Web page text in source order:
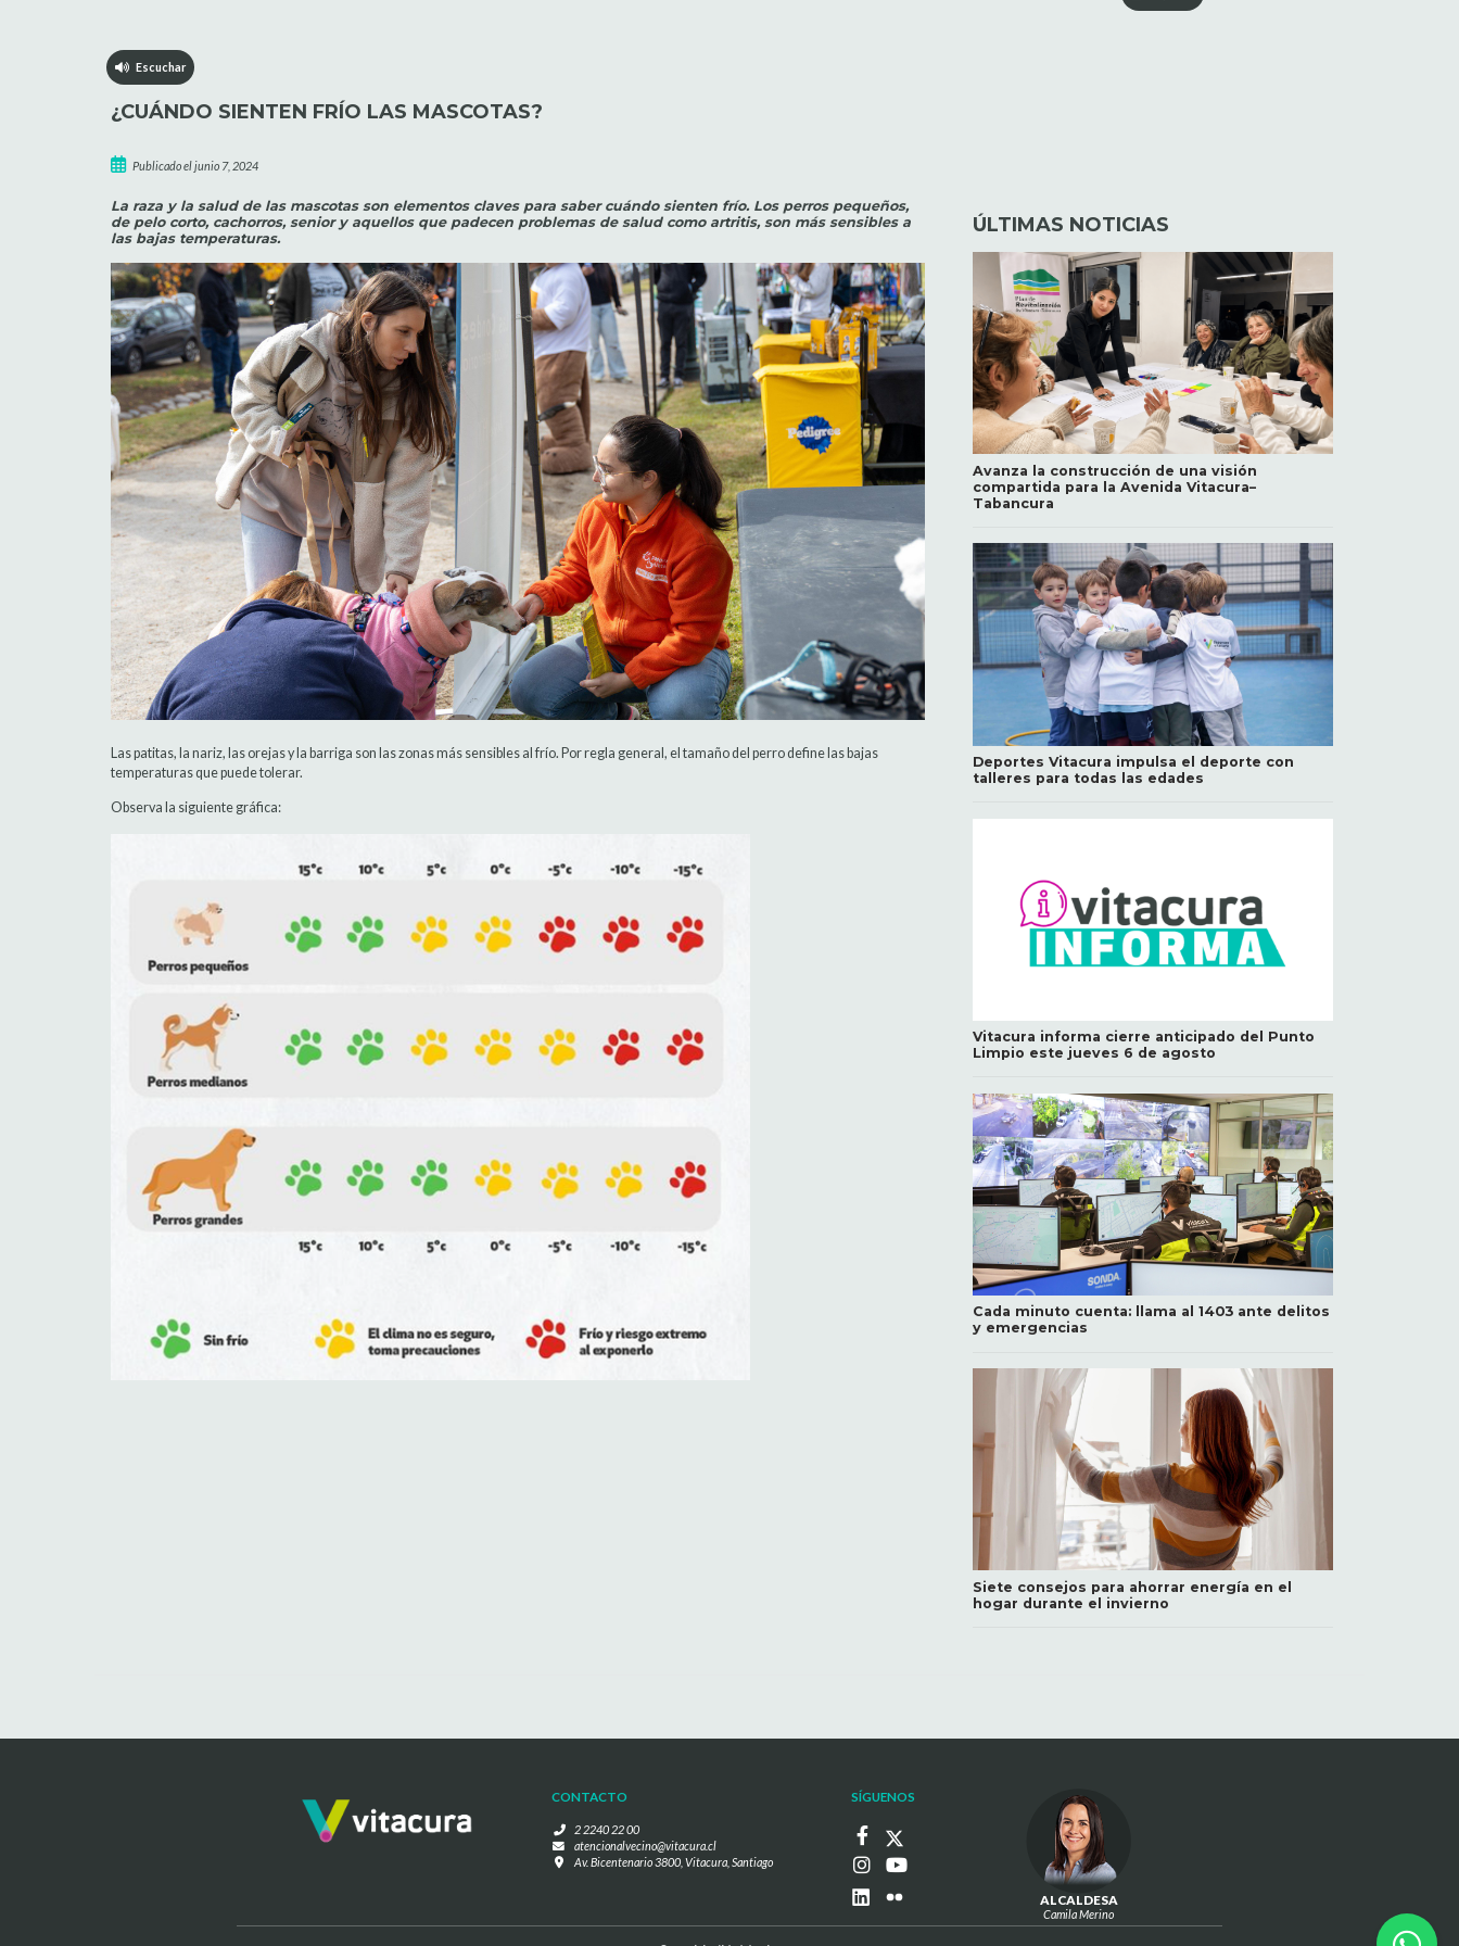
Escuchar
¿CUÁNDO SIENTEN FRÍO LAS MASCOTAS?
Publicado el junio 7, 2024
La raza y la salud de las mascotas son elementos claves para saber cuándo sienten frío. Los perros pequeños,
de pelo corto, cachorros, senior y aquellos que padecen problemas de salud como artritis, son más sensibles a
las bajas temperaturas.
Las patitas, la nariz, las orejas y la barriga son las zonas más sensibles al frío. Por regla general, el tamaño del perro define las bajas
temperaturas que puede tolerar.
Observa la siguiente gráfica:
ÚLTIMAS NOTICIAS
Avanza la construcción de una visión
compartida para la Avenida Vitacura–
Tabancura
Deportes Vitacura impulsa el deporte con
talleres para todas las edades
Vitacura informa cierre anticipado del Punto
Limpio este jueves 6 de agosto
Cada minuto cuenta: llama al 1403 ante delitos
y emergencias
Siete consejos para ahorrar energía en el
hogar durante el invierno
CONTACTO
2 2240 22 00
atencionalvecino@vitacura.cl
Av. Bicentenario 3800, Vitacura, Santiago
SÍGUENOS
ALCALDESA
Camila Merino